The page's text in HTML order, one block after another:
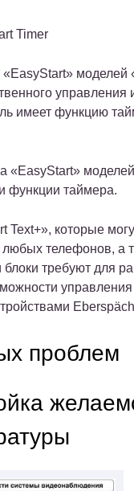
Timer
моделей
управления
имеет функцию
«EasyStart»
функции таймера.
Text+», которые
телефонов, а
требуют для
управления
проблем